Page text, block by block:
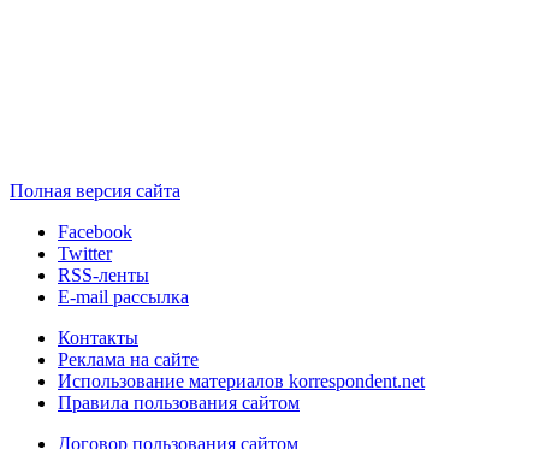
Полная версия сайта
Facebook
Twitter
RSS-ленты
E-mail рассылка
Контакты
Реклама на сайте
Использование материалов korrespondent.net
Правила пользования сайтом
Договор пользования сайтом